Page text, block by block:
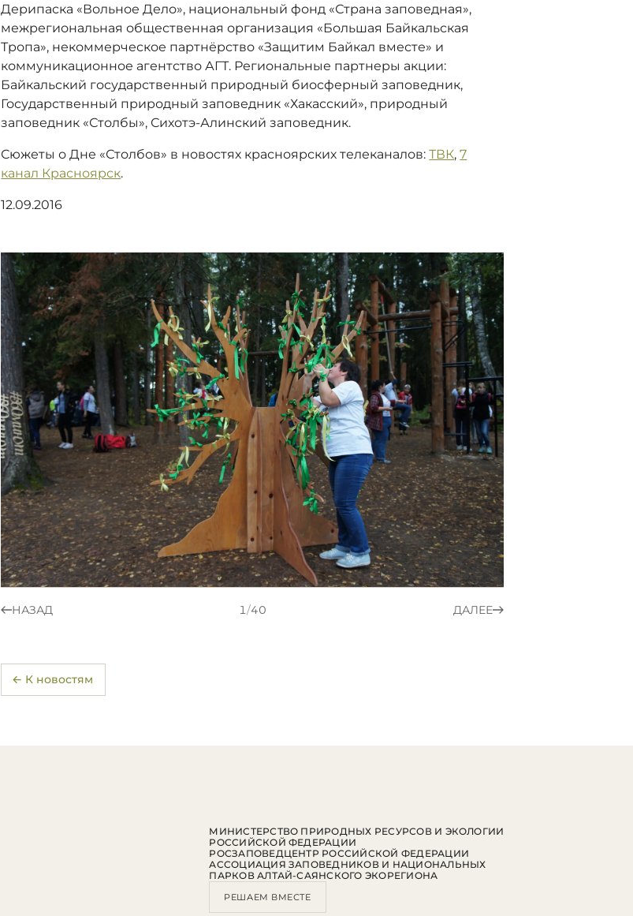
Дерипаска «Вольное Дело», национальный фонд «Страна заповедная»,
межрегиональная общественная организация «Большая Байкальская
Тропа», некоммерческое партнёрство «Защитим Байкал вместе» и
коммуникационное агентство АГТ. Региональные партнеры акции:
Байкальский государственный природный биосферный заповедник,
Государственный природный заповедник «Хакасский», природный
заповедник «Столбы», Сихотэ-Алинский заповедник.
Сюжеты о Дне «Столбов» в новостях красноярских телеканалов:ТВК,7
канал Красноярск.
12.09.2016
НАЗАД 1/40 ДАЛЕЕ
← К новостям
МИНИСТЕРСТВО ПРИРОДНЫХ РЕСУРСОВ И ЭКОЛОГИИ
РОССИЙСКОЙ ФЕДЕРАЦИИ
РОСЗАПОВЕДЦЕНТР РОССИЙСКОЙ ФЕДЕРАЦИИ
АССОЦИАЦИЯ ЗАПОВЕДНИКОВ И НАЦИОНАЛЬНЫХ
ПАРКОВ АЛТАЙ-САЯНСКОГО ЭКОРЕГИОНА
РЕШАЕМ ВМЕСТЕ